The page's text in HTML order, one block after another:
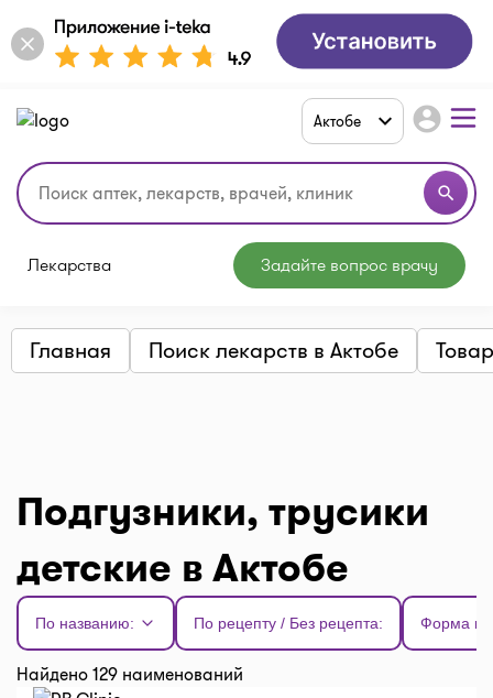
search
Актобе account_circle
Лекарства Задайте вопрос врачу
Главная Поиск лекарств в Актобе
Подгузники, трусики
детские в Актобе
По названию: По рецепту / Без рецепта: Форма
Найдено 129 наименований